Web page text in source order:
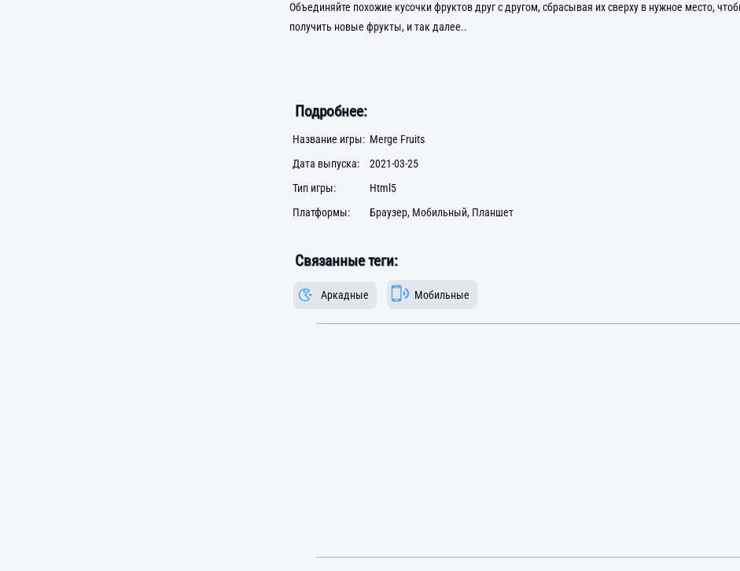
Объединяйте похожие кусочки фруктов друг с другом, сбрасывая их сверху в нужное место,
получить новые фрукты, и так далее..
Подробнее:
Название игры: Merge Fruits
Дата выпуска:
2021-03-25
Тип игры:
Html5
Платформы:
Браузер, Мобильный, Планшет
Связанные теги:
Аркадные Мобильные